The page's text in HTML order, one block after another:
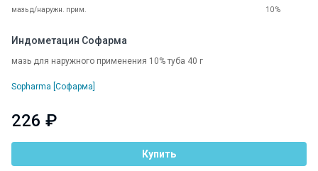
мазь д/наружн. прим. 10 %
Индометацин Софарма
мазь для наружного применения 10% туба 40 г
Sopharma [Софарма]
226 ₽
Купить